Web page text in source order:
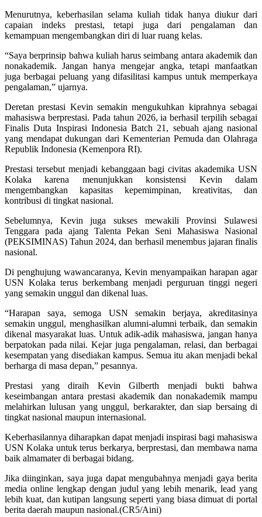
Menurutnya, keberhasilan selama kuliah tidak hanya diukur dari
capaian indeks prestasi, tetapi juga dari pengalaman dan
kemampuan mengembangkan diri di luar ruang kelas.
“Saya berprinsip bahwa kuliah harus seimbang antara akademik dan
nonakademik. Jangan hanya mengejar angka, tetapi manfaatkan
juga berbagai peluang yang difasilitasi kampus untuk memperkaya
pengalaman,” ujarnya.
Deretan prestasi Kevin semakin mengukuhkan kiprahnya sebagai
mahasiswa berprestasi. Pada tahun 2026, ia berhasil terpilih sebagai
Finalis Duta Inspirasi Indonesia Batch 21 , sebuah ajang nasional
yang mendapat dukungan dari Kementerian Pemuda dan Olahraga
Republik Indonesia (Kemenpora RI).
Prestasi tersebut menjadi kebanggaan bagi civitas akademika USN
Kolaka karena menunjukkan konsistensi Kevin dalam
mengembangkan kapasitas kepemimpinan, kreativitas, dan
kontribusi di tingkat nasional.
Sebelumnya, Kevin juga sukses mewakili Provinsi Sulawesi
Tenggara pada ajang Talenta Pekan Seni Mahasiswa Nasional
(PEKSIMINAS) Tahun 2024, dan berhasil menembus jajaran finalis
nasional.
Di penghujung wawancaranya, Kevin menyampaikan harapan agar
USN Kolaka terus berkembang menjadi perguruan tinggi negeri
yang semakin unggul dan dikenal luas.
“Harapan saya, semoga USN semakin berjaya, akreditasinya
semakin unggul, menghasilkan alumni-alumni terbaik, dan semakin
dikenal masyarakat luas. Untuk adik-adik mahasiswa, jangan hanya
berpatokan pada nilai. Kejar juga pengalaman, relasi, dan berbagai
kesempatan yang disediakan kampus. Semua itu akan menjadi bekal
berharga di masa depan,” pesannya.
Prestasi yang diraih Kevin Gilberth menjadi bukti bahwa
keseimbangan antara prestasi akademik dan nonakademik mampu
melahirkan lulusan yang unggul, berkarakter, dan siap bersaing di
tingkat nasional maupun internasional.
Keberhasilannya diharapkan dapat menjadi inspirasi bagi mahasiswa
USN Kolaka untuk terus berkarya, berprestasi, dan membawa nama
baik almamater di berbagai bidang.
Jika diinginkan, saya juga dapat mengubahnya menjadi gaya berita
media online lengkap dengan judul yang lebih menarik, lead yang
lebih kuat, dan kutipan langsung seperti yang biasa dimuat di portal
berita daerah maupun nasional.(CR5/Aini)